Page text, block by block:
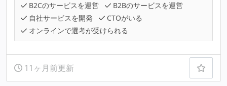
B2Cのサービスを運営
B2Bのサービスを運営
自社サービスを開発
CTOがいる
オンラインで選考が受けられる
11ヶ月前更新